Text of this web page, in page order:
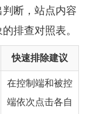
断，站点内容
排查对照表。
快速排除建议
在控制端和被控
端依次点击各自